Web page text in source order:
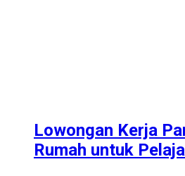
Lowongan Kerja
Rumah untuk